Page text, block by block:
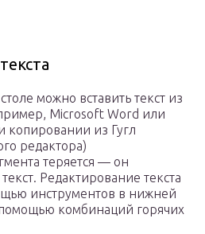
можно вставить текст из
Microsoft Word или
копировании из Гугл
редактора)
теряется — он
Редактирование текста
инструментов в нижней
комбинаций горячих